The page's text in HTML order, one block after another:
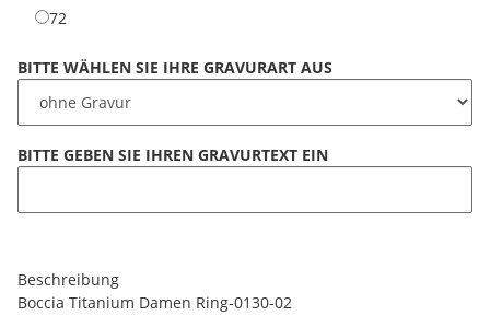
72
BITTE WÄHLEN SIE IHRE GRAVURART AUS
BITTE GEBEN SIE IHREN GRAVURTEXT EIN
Beschreibung
Boccia Titanium Damen Ring-0130-02